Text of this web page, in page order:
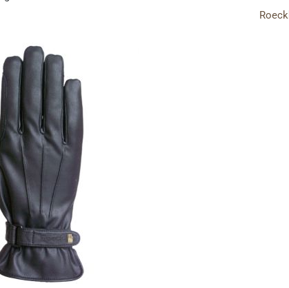
Roeckl